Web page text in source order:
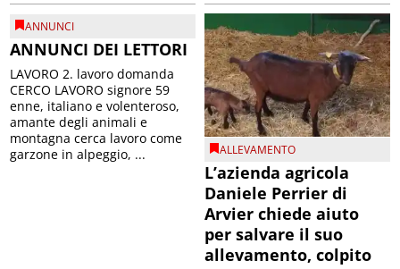
ANNUNCI
ANNUNCI DEI LETTORI
LAVORO 2. lavoro domanda
CERCO LAVORO signore 59
enne, italiano e volenteroso,
amante degli animali e
montagna cerca lavoro come
garzone in alpeggio, ...
ALLEVAMENTO
L’azienda agricola
Daniele Perrier di
Arvier chiede aiuto
per salvare il suo
allevamento, colpito